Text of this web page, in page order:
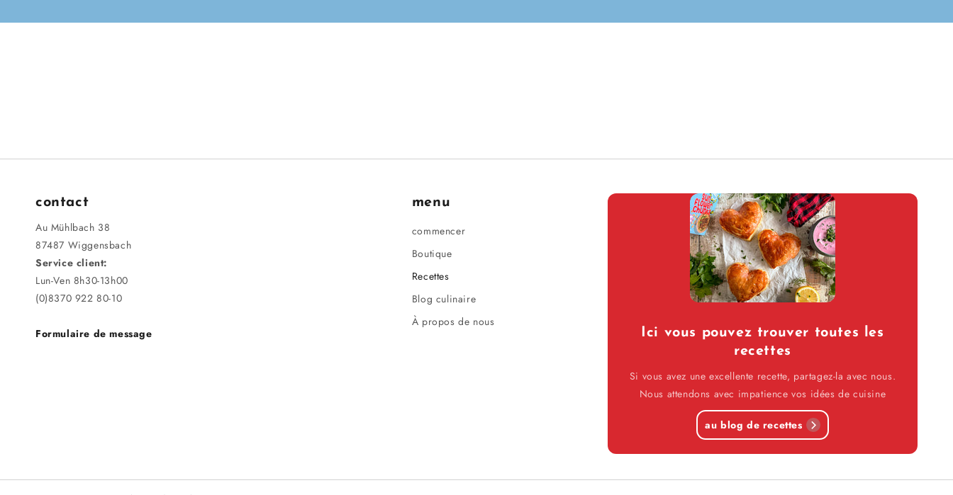
contact
Au Mühlbach 38
87487 Wiggensbach
Service client:
Lun-Ven 8h30-13h00
(0)8370 922 80-10
Formulaire de message
menu
commencer
Boutique
Recettes
Blog culinaire
À propos de nous
Ici vous pouvez trouver toutes les
recettes
Si vous avez une excellente recette, partagez-la avec nous.
Nous attendons avec impatience vos idées de cuisine
au blog de recettes